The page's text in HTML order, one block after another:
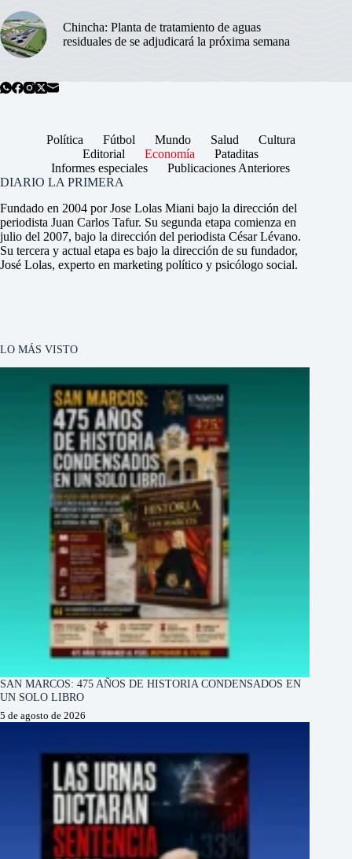
Chincha: Planta de tratamiento de aguas
residuales de se adjudicará la próxima semana
Política Fútbol Mundo Salud
Cultura
Editorial
Economía
Pataditas
Informes especiales
Publicaciones Anteriores
DIARIO LA PRIMERA
Fundado en 2004 por Jose Lolas Miani bajo la dirección del
periodista Juan Carlos Tafur. Su segunda etapa comienza en
julio del 2007, bajo la dirección del periodista César Lévano.
Su tercera y actual etapa es bajo la dirección de su fundador,
José Lolas, experto en marketing político y psicólogo social.
LO MÁS VISTO
SAN MARCOS: 475 AÑOS DE HISTORIA CONDENSADOS EN
UN SOLO LIBRO
5 de agosto de 2026